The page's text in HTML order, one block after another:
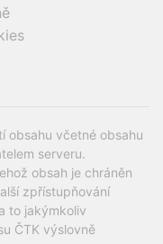
obsahu včetné obsahu
serveru.
obsah je chráněn
zpřístupňování
to jakýmkoliv
ČTK výslovně